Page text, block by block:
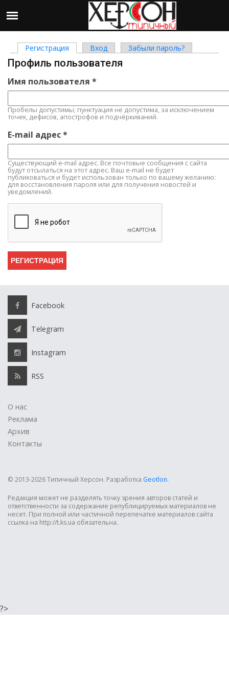
Главные вкладки
Регистрация (активная вкладка)
Вход Забыли пароль?
Профиль пользователя
Имя пользователя *
Пробелы допустимы; пунктуация не допустима, за исключением
точек, дефисов, апострофов и подчёркиваний.
E-mail адрес*
Существующий e-mail адрес. Все почтовые сообщения с сайта
будут отсылаться на этот адрес. Ваш e-mail не будет
публиковаться и будет использован только по вашему желанию:
для восстановления пароля или для получения новостей и
уведомлений.
Facebook
Telegram
Instagram
RSS
О нас
Реклама
Архив
Контакты
© 2013-2026 Типичный Херсон. Разработка Geotlon.
Редакция может не разделять точку зрения авторов статей и
ответственности за содержание републицируемых материалов не
несет. При полной или частичной перепечатке материалов сайта
ссылка на http://t.ks.ua обязательна.
?>